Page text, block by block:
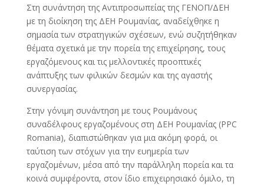
Στη συνάντηση της Αντιπροσωπείας της ΓΕΝΟΠ/ΔΕΗ
με τη διοίκηση της ΔΕΗ Ρουμανίας, αναδείχθηκε η
σημασία των στρατηγικών σχέσεων, ενώ συζητήθηκαν
θέματα σχετικά με την πορεία της επιχείρησης, τους
εργαζόμενους και τις μελλοντικές προοπτικές
ανάπτυξης των φιλικών δεσμών και της αγαστής
συνεργασίας.
Στην γόνιμη συνάντηση με τους Ρουμάνους
συναδέλφους εργαζομένους στη ΔΕΗ Ρουμανίας (PPC
Romania), διαπιστώθηκαν για μια ακόμη φορά, οι
ταύτιση των στόχων για την ευημερία των
εργαζομένων, μέσα από την παράλληλη πορεία και τα
κοινά συμφέροντα, στον ίδιο επιχειρησιακό όμιλο, τη